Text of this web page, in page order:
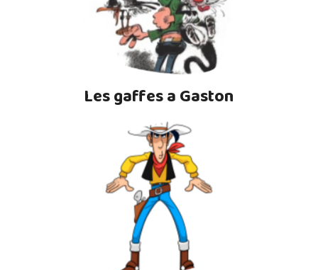
Les gaffes a Gaston